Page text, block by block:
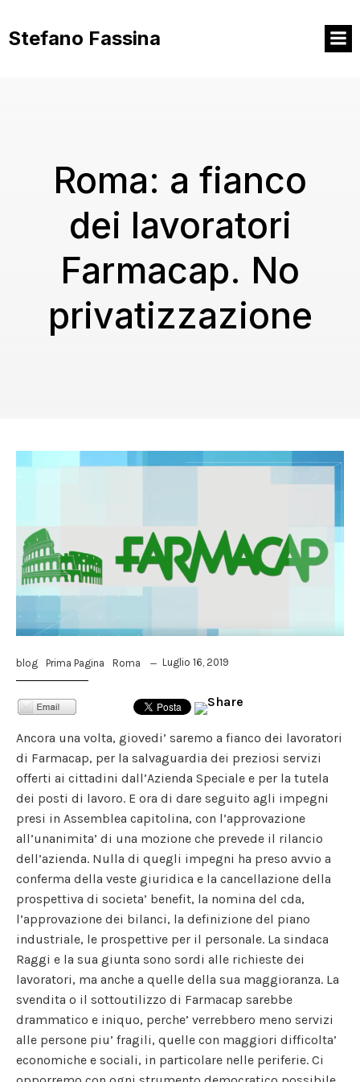
contenuto
Stefano Fassina
Roma: a fianco
dei lavoratori
Farmacap. No
privatizzazione
blog Prima Pagina Roma Luglio 16, 2019
Ancora una volta, giovedi’ saremo a fianco dei lavoratori
di Farmacap, per la salvaguardia dei preziosi servizi
offerti ai cittadini dall’Azienda Speciale e per la tutela
dei posti di lavoro. E ora di dare seguito agli impegni
presi in Assemblea capitolina, con l’approvazione
all’unanimita’ di una mozione che prevede il rilancio
dell’azienda. Nulla di quegli impegni ha preso avvio a
conferma della veste giuridica e la cancellazione della
prospettiva di societa’ benefit, la nomina del cda,
l’approvazione dei bilanci, la definizione del piano
industriale, le prospettive per il personale. La sindaca
Raggi e la sua giunta sono sordi alle richieste dei
lavoratori, ma anche a quelle della sua maggioranza. La
svendita o il sottoutilizzo di Farmacap sarebbe
drammatico e iniquo, perche’ verrebbero meno servizi
alle persone piu’ fragili, quelle con maggiori difficolta’
economiche e sociali, in particolare nelle periferie. Ci